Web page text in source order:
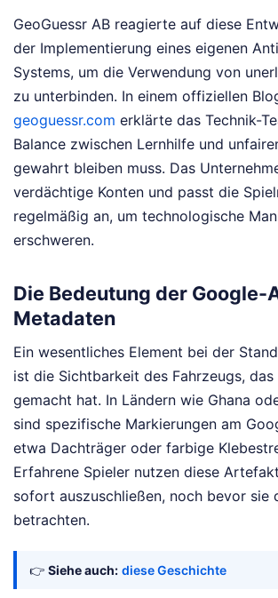
GeoGuessr AB reagierte auf diese
der Implementierung eines eigenen
Systems, um die Verwendung von
zu unterbinden. In einem offiziellen
geoguessr.com erklärte das Technik-
Balance zwischen Lernhilfe und
gewahrt bleiben muss. Das
verdächtige Konten und passt die
regelmäßig an, um technologische
erschweren.
Die Bedeutung der Google-
Metadaten
Ein wesentliches Element bei der
ist die Sichtbarkeit des Fahrzeugs,
gemacht hat. In Ländern wie Ghana
sind spezifische Markierungen am
etwa Dachträger oder farbige
Erfahrene Spieler nutzen diese
sofort auszuschließen, noch bevor sie
betrachten.
👉 Siehe auch: diese Geschichte